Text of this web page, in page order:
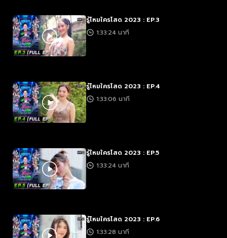
รู้ไหมใครโสด 2023 : EP.3
1:33:24 นาที
รู้ไหมใครโสด 2023 : EP.4
1:33:06 นาที
รู้ไหมใครโสด 2023 : EP.5
1:33:24 นาที
รู้ไหมใครโสด 2023 : EP.6
1:33:28 นาที